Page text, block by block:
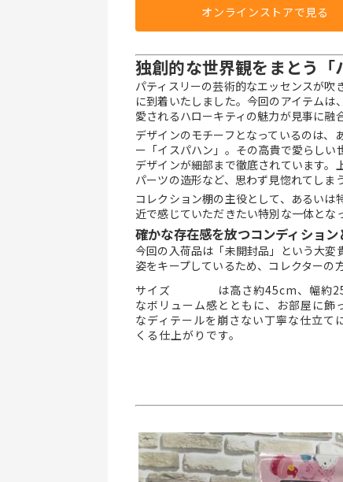
オンラインストアで見る
独創的な世界観をまとう
パティスリーの芸術的なエッセンスが
に到着いたしました。今回のアイテム
愛されるハローキティの魅力が見事に融
デザインのモチーフとなっているのは、
ー「イスパハン」。その高貴で愛らし
デザインが細部まで徹底されています
パーツの造形など、思わず見惚れてしま
コレクション棚の主役として、あるい
近で感じていただきたい特別な一体とな
確かな存在感を放つコンディショ
今回の入荷品は「未開封品」という大
姿をキープしているため、コレクターの
サイズ    は高さ約45cm、幅約
なボリューム感とともに、お部屋に飾
なディテールを崩さない丁寧な仕立て
くる仕上がりです。